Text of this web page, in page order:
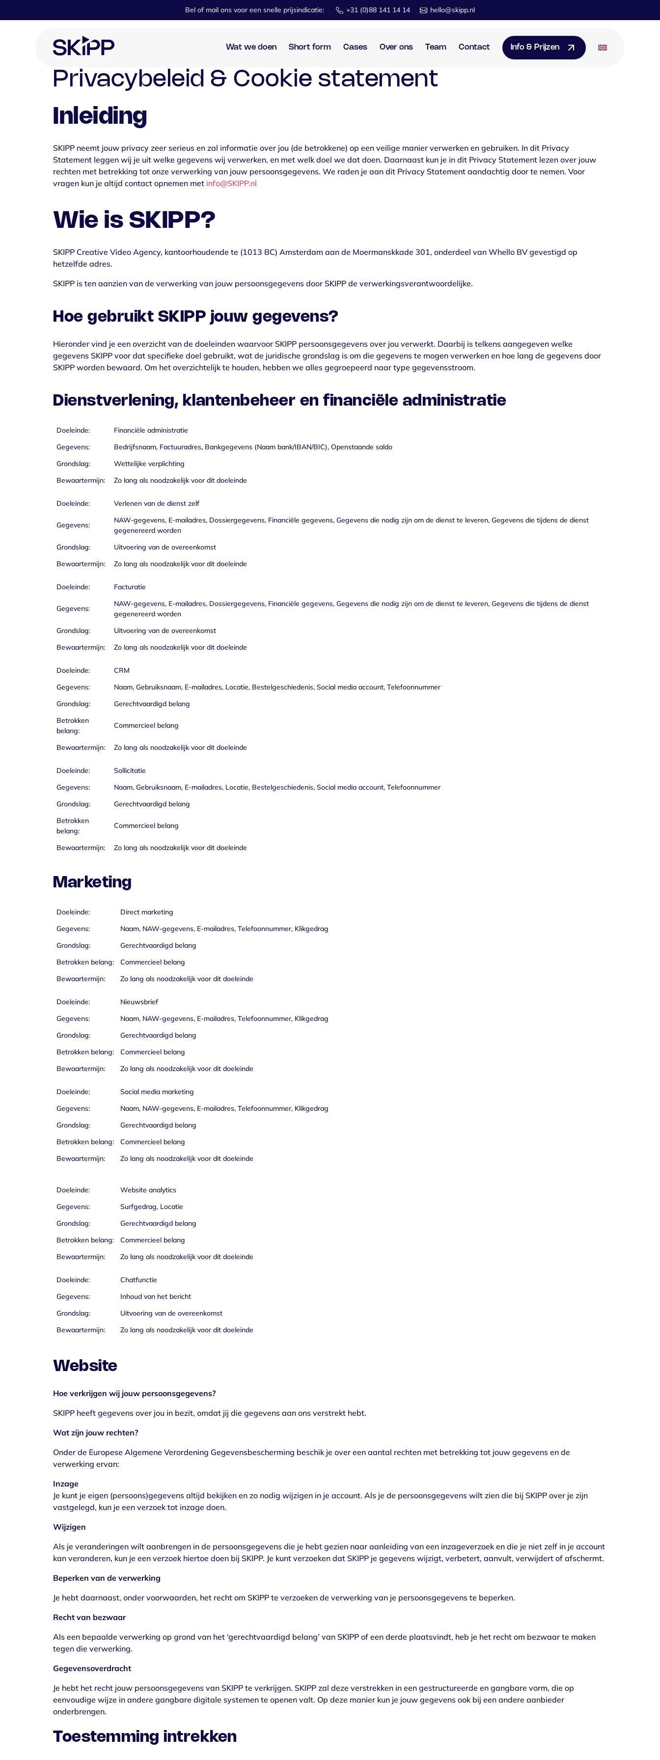
Bel of mail ons vooreen snelle prijsindicatie: +31 (0)88 141 14 14 hello@skipp.nl
Wat we doen
Doel
Recruitment
Marketing
Communicatie
Short form Cases Over ons Team Contact Info & Prijzen
Privacybeleid & Cookie statement
Inleiding
SKIPP neemt jouw privacy zeer serieus en zal informatie over jou (de betrokkene) op een veilige manier verwerken en gebruiken. In dit Privacy
Statement leggen wij je uit welke gegevens wij verwerken, en met welk doel we dat doen. Daarnaast kun je in dit Privacy Statement lezen over jouw
rechten met betrekking tot onze verwerking van jouw persoonsgegevens. We raden je aan dit Privacy Statement aandachtig door te nemen. Voor
vragen kun je altijd contact opnemen met info@SKIPP.nl
Wie is SKIPP?
SKIPP Creative Video Agency, kantoorhoudende te (1013 BC) Amsterdam aan de Moermanskkade 301, onderdeel van Whello BV gevestigd op
hetzelfde adres.
SKIPP is ten aanzien van de verwerking van jouw persoonsgegevens door SKIPP de verwerkingsverantwoordelijke.
Hoe gebruikt SKIPP jouw gegevens?
Hieronder vind je een overzicht van de doeleinden waarvoor SKIPP persoonsgegevens over jou verwerkt. Daarbij is telkens aangegeven welke
gegevens SKIPP voor dat specifieke doel gebruikt, wat de juridische grondslag is om die gegevens te mogen verwerken en hoe lang de gegevens door
SKIPP worden bewaard. Om het overzichtelijk te houden, hebben we alles gegroepeerd naar type gegevensstroom.
Dienstverlening, klantenbeheer en financië e administratie
Doeleinde:
Financiële administratie
Gegevens:
Bedrijfsnaam, Factuuradres, Bankgegevens (Naam bank/IBAN/BIC), Openstaande saldo
Grondslag:
Wettelijke verplichting
Bewaartermijn:
Zo lang als noodzakelijk voor dit doeleinde
Doeleinde: Verlenen van de dienst zelf
Gegevens:
NAW-gegevens, E-mailadres, Dossiergegevens, Financiële gegevens, Gegevens die nodig zijn om de dienst te leveren, Gegevens die tijdens de dienst
gegenereerd worden
Grondslag:
Uitvoering van de overeenkomst
Bewaartermijn:
Zo lang als noodzakelijk voor dit doeleinde
Doeleinde: Facturatie
Gegevens:
NAW-gegevens, E-mailadres, Dossiergegevens, Financiële gegevens, Gegevens die nodig zijn om de dienst te leveren, Gegevens die tijdens de dienst
gegenereerd worden
Grondslag:
Uitvoering van de overeenkomst
Bewaartermijn:
Zo lang als noodzakelijk voor dit doeleinde
Doeleinde:
CRM
Gegevens:
Naam, Gebruiksnaam, E-mailadres, Locatie, Bestelgeschiedenis, Social media account, Telefoonnummer
Grondslag:
Gerechtvaardigd belang
Betrokken
belang:
Commercieel belang
Bewaartermijn: Zo lang als noodzakelijk voor dit doeleinde
Doeleinde:
Sollicitatie
Gegevens:
Naam, Gebruiksnaam, E-mailadres, Locatie, Bestelgeschiedenis, Social media account, Telefoonnummer
Grondslag:
Gerechtvaardigd belang
Betrokken
belang:
Commercieel belang
Bewaartermijn: Zo lang als noodzakelijk voor dit doeleinde
Marketing
Doeleinde:
Direct marketing
Gegevens:
Naam, NAW-gegevens, E-mailadres, Telefoonnummer, Klikgedrag
Grondslag:
Gerechtvaardigd belang
Betrokken belang:
Commercieel belang
Bewaartermijn:
Zo lang als noodzakelijk voor dit doeleinde
Doeleinde:
Nieuwsbrief
Gegevens:
Naam, NAW-gegevens, E-mailadres, Telefoonnummer, Klikgedrag
Grondslag:
Gerechtvaardigd belang
Betrokken belang:
Commercieel belang
Bewaartermijn:
Zo lang als noodzakelijk voor dit doeleinde
Doeleinde:
Social media marketing
Gegevens:
Naam, NAW-gegevens, E-mailadres, Telefoonnummer, Klikgedrag
Grondslag:
Gerechtvaardigd belang
Betrokken belang:
Commercieel belang
Bewaartermijn:
Zo lang als noodzakelijk voor dit doeleinde
Doeleinde:
Website analytics
Gegevens:
Surfgedrag, Locatie
Grondslag:
Gerechtvaardigd belang
Betrokken belang:
Commercieel belang
Bewaartermijn:
Zo lang als noodzakelijk voor dit doeleinde
Doeleinde:
Chatfunctie
Gegevens:
Inhoud van het bericht
Grondslag:
Uitvoering van de overeenkomst
Bewaartermijn:
Zo lang als noodzakelijk voor dit doeleinde
Website
Hoe verkrijgen wij jouw persoonsgegevens?
SKIPP heeft gegevens over jou in bezit, omdat jij die gegevens aan ons verstrekt hebt.
Wat zijn jouw rechten?
Onder de Europese Algemene Verordening Gegevensbescherming beschik je over een aantal rechten met betrekking tot jouw gegevens en de
verwerking ervan:
Inzage
Je kunt je eigen (persoons)gegevens altijd bekijken en zo nodig wijzigen in je account. Als je de persoonsgegevens wilt zien die bij SKIPP over je zijn
vastgelegd, kun je een verzoek tot inzage doen.
Wijzigen
Als je veranderingen wilt aanbrengen in de persoonsgegevens die je hebt gezien naar aanleiding van een inzageverzoek en die je niet zelf in je account
kan veranderen, kun je een verzoek hiertoe doen bij SKIPP. Je kunt verzoeken dat SKIPP je gegevens wijzigt, verbetert, aanvult, verwijdert of afschermt.
Beperken van de verwerking
Je hebt daarnaast, onder voorwaarden, het recht om SKIPP te verzoeken de verwerking van je persoonsgegevens te beperken.
Recht van bezwaar
Als een bepaalde verwerking op grond van het ‘gerechtvaardigd belang’ van SKIPP of een derde plaatsvindt, heb je het recht om bezwaar te maken
tegen die verwerking.
Gegevensoverdracht
Je hebt het recht jouw persoonsgegevens van SKIPP te verkrijgen. SKIPP zal deze verstrekken in een gestructureerde en gangbare vorm, die op
eenvoudige wijze in andere gangbare digitale systemen te openen valt. Op deze manier kun je jouw gegevens ook bij een andere aanbieder
onderbrengen.
Toestemming intrekken